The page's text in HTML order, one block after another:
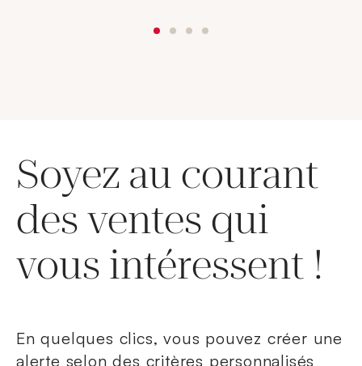
Soyez au courant
des ventes qui
vous intéressent !
En quelques clics, vous pouvez créer une
alerte selon des critères personnalisés